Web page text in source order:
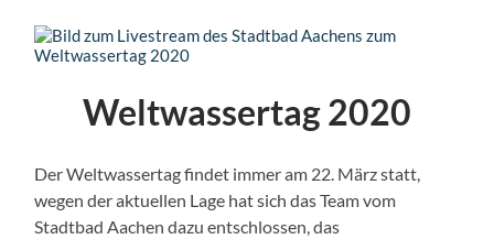
Weltwassertag 2020
Der Weltwassertag findet immer am 22. März statt,
wegen der aktuellen Lage hat sich das Team vom
Stadtbad Aachen dazu entschlossen, das